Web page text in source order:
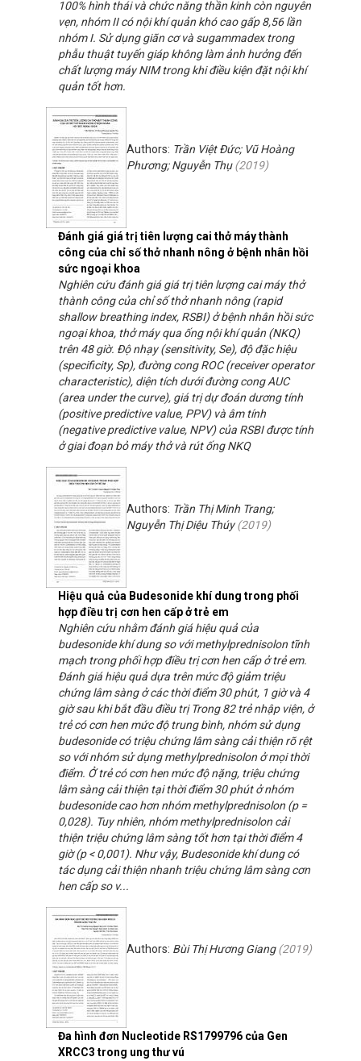
100% hình thái và chức năng thần kinh còn nguyên
vẹn, nhóm II có nội khí quản khó cao gấp 8,56 lần
nhóm I. Sử dụng giãn cơ và sugammadex trong
phẫu thuật tuyến giáp không làm ảnh hưởng đến
chất lượng máy NIM trong khi điều kiện đặt nội khí
quản tốt hơn.
Đánh giá giá trị tiên lượng cai thở máy thành
công của chỉ số thở nhanh nông ở bệnh nhân hồi
sức ngoại khoa
Authors: Trần Việt Đức; Vũ Hoàng
Phương; Nguyễn Thụ(2019)
Nghiên cứu đánh giá giá trị tiên lượng cai máy thở
thành công của chỉ số thở nhanh nông (rapid
shallow breathing index, RSBI) ở bệnh nhân hồi sức
ngoại khoa, thở máy qua ống nội khí quản (NKQ)
trên 48 giờ. Độ nhạy (sensitivity, Se), độ đặc hiệu
(specificity, Sp), đường cong ROC (receiver operator
characteristic), diện tích dưới đường cong AUC
(area under the curve), giá trị dự đoán dương tính
(positive predictive value, PPV) và âm tính
(negative predictive value, NPV) của RSBI được tính
ở giai đoạn bỏ máy thở và rút ống NKQ
Hiệu quả của Budesonide khí dung trong phối
hợp điều trị cơn hen cấp ở trẻ em
Authors: Trần Thị Minh Trang;
Nguyễn Thị Diệu Thúy(2019)
Nghiên cứu nhằm đánh giá hiệu quả của
budesonide khí dung so với methylprednisolon tĩnh
mạch trong phối hợp điều trị cơn hen cấp ở trẻ em.
Đánh giá hiệu quả dựa trên mức độ giảm triệu
chứng lâm sàng ở các thời điểm 30 phút, 1 giờ và 4
giờ sau khi bắt đầu điều trị Trong 82 trẻ nhập viện, ở
trẻ có cơn hen mức độ trung bình, nhóm sử dụng
budesonide có triệu chứng lâm sàng cải thiện rõ rệt
so với nhóm sử dụng methylprednisolon ở mọi thời
điểm. Ở trẻ có cơn hen mức độ nặng, triệu chứng
lâm sàng cải thiện tại thời điểm 30 phút ở nhóm
budesonide cao hơn nhóm methylprednisolon (p =
0,028). Tuy nhiên, nhóm methylprednisolon cải
thiện triệu chứng lâm sàng tốt hơn tại thời điểm 4
giờ (p < 0,001). Như vậy, Budesonide khí dung có
tác dụng cải thiện nhanh triệu chứng lâm sàng cơn
hen cấp so v...
Đa hình đơn Nucleotide RS1799796 của Gen
XRCC3 trong ung thư vú
Authors: Bùi Thị Hương Giang(2019)